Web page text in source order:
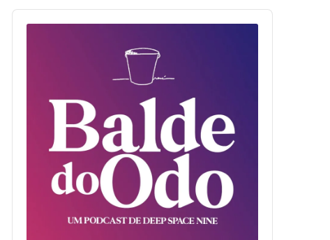
Audio
Player